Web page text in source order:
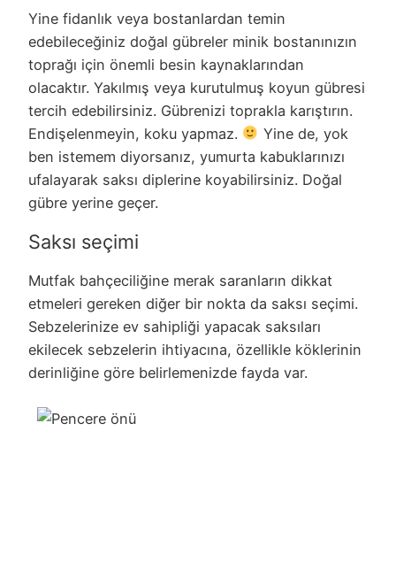
Yine fidanlık veya bostanlardan temin
edebileceğiniz doğal gübreler minik bostanınızın
toprağı için önemli besin kaynaklarından
olacaktır. Yakılmış veya kurutulmuş koyun gübresi
tercih edebilirsiniz. Gübrenizi toprakla karıştırın.
Endişelenmeyin, koku yapmaz.
Yine de, yok
ben istemem diyorsanız, yumurta kabuklarınızı
ufalayarak saksı diplerine koyabilirsiniz. Doğal
gübre yerine geçer.
Saksı seçimi
Mutfak bahçeciliğine merak saranların dikkat
etmeleri gereken diğer bir nokta da saksı seçimi.
Sebzelerinize ev sahipliği yapacak saksıları
ekilecek sebzelerin ihtiyacına, özellikle köklerinin
derinliğine göre belirlemenizde fayda var.